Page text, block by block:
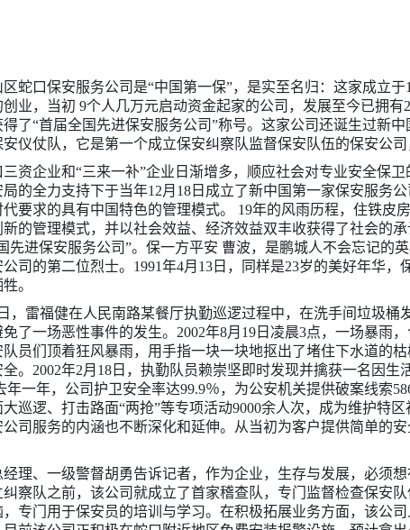
蛇口保安服务公司是“中国第一保”，是实至名归：这家成立
创业，当初 9个人几万元启动资金起家的公司，发展至今已拥
了“首届全国先进保安服务公司”称号。这家公司还诞生过新
仪仗队，它是第一个成立保安纠察队监督保安队伍的保安公
三资企业和“三来一补”企业日渐增多，顺应社会对专业安全保
的全力支持下于当年12月18日成立了新中国第一家保安服务
代要求的具有中国特色的管理模式。 19年的风雨历程，住铁
的管理模式，并以社会效益、经济效益双丰收获得了社会的
先进保安服务公司”。保一方平安 曹波，是鹏城人不会忘记的
司的第二位烈士。1991年4月13日，同样是23岁的美好年华
。
，雷福健在人民南路某餐厅执勤巡逻过程中，在洗手间垃圾
了一场恶性事件的发生。2002年8月19日凌晨3点，一场暴雨
队员们顶着狂风暴雨，用手指一块一块地抠出了堵住下水道的
。2002年2月18日，执勤队员赖崇坚即时发现并擒获一名因
一年，公司护卫安全率达99.9％，为公安机关提供破案线索
巡逻、打击路面“两抢”等专项活动9000余人次，成为维护特
司服务的内涵也不断深化和延伸。从当初为客户提供简单的
理、一级警督胡勇告诉记者，作为企业，生存与发展，必须
察队之前，该公司就成立了首家稽查队，专门监督检查保安
，专门用于保安员的培训与学习。在积极拓展业务方面，该公